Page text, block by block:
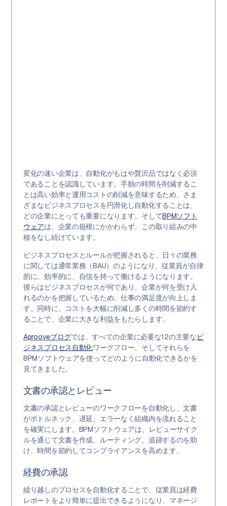
変化の速い企業は、自動化がもはや贅沢品ではなく必須
であることを認識しています。手順の時間を削減するこ
とは高い効率と運用コストの削減を意味するため、さま
ざまなビジネスプロセスを円滑化し自動化することは、
どの企業にとっても重要になります。そしてBPMソフト
ウェアは、企業の規模にかかわらず、この取り組みの中
核をなし続けています。
ビジネスプロセスとルールが把握されると、日々の業務
に関しては通常業務（BAU）のようになり、従業員が自律
的に、効率的に、自信を持って働けるようになります。
彼らはビジネスプロセスが何であり、企業が何を受け入
れるのかを把握しているため、仕事の満足度が向上しま
す。同時に、コストを大幅に削減し多くの時間を節約す
ることで、企業に大きな利益をもたらします。
Aprooveブログでは、すべての企業に必要な12の主要なビ
ジネスプロセス自動化ワークフロー、そしてそれらを
BPMソフトウェアを使ってどのように自動化できるかを
見てきました。
文書の承認とレビュー
文書の承認とレビューのワークフローを自動化し、文書
がボトルネック、遅延、エラーなく組織内を流れること
を確実にします。BPMソフトウェアは、レビューサイク
ルを通じて文書を作成、ルーティング、追跡するのを助
け、時間を節約してコンプライアンスを高めます。
経費の承認
繰り越しのプロセスを自動化することで、従業員は経費
レポートをより簡単に提出できるようになり、マネージ